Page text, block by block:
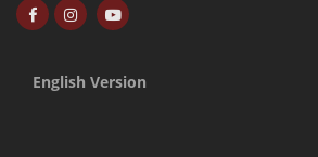
English Version